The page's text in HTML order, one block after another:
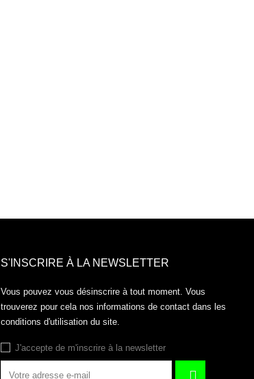
S'INSCRIRE À LA NEWSLETTER
Vous pouvez vous désinscrire à tout moment. Vous
trouverez pour cela nos informations de contact dans les
conditions d'utilisation du site.
J'accepte de m'inscrire à la newsletter